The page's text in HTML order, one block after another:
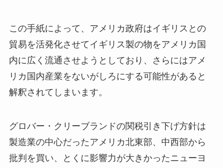
この手紙によって、アメリカ政府はイギリスとの
貿易を活発化させてイギリス製の物をアメリカ国
内に広く流通させようとしており、さらにはアメ
リカ国内産業をないがしろにする可能性があると
解釈されてしまいます。
グロバー・クリーブランドの関税引き下げ方針は
製造業の中心だったアメリカ北東部、中西部から
批判を買い、とくに影響力が大きかったニューヨ